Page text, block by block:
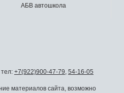
АБВ автошкола
, тел: +7(922)900-47-79 54-16-05
материалов сайта, возможно